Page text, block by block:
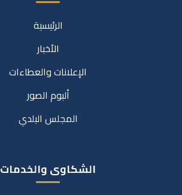
الرئيسية
الأخبار
الإعلانات والعطاءات
ألبوم الصور
المجلس البلدي
الشكاوى والخدمات